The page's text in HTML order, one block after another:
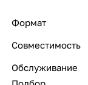
Формат
Совместимость
Обслуживание